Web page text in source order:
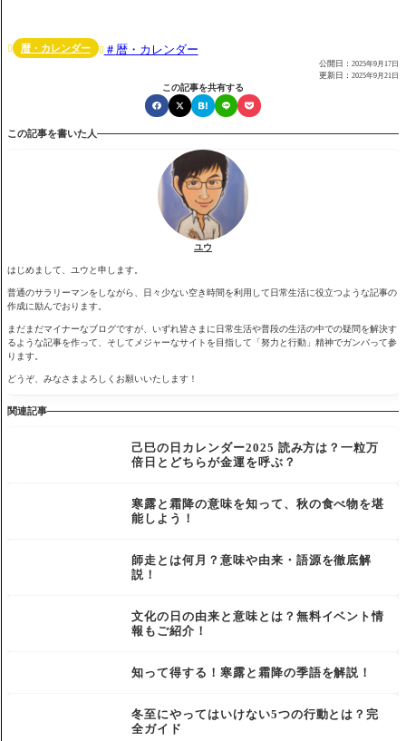
 暦・カレンダー  暦・カレンダー
公開日： 2025年9月17日
更新日： 2025年9月21日
この記事を共有する
この記事を書いた人
ユウ
はじめまして、ユウと申します。
普通のサラリーマンをしながら、日々少ない空き時間を利用して日常生活に役立つような記事の
作成に励んでおります。
まだまだマイナーなブログですが、いずれ皆さまに日常生活や普段の生活の中での疑問を解決す
るような記事を作って、そしてメジャーなサイトを目指して「努力と行動」精神でガンバって参
ります。
どうぞ、みなさまよろしくお願いいたします！
関連記事
己巳の日カレンダー2025 読み方は？一粒万
倍日とどちらが金運を呼ぶ？
寒露と霜降の意味を知って、秋の食べ物を堪
能しよう！
師走とは何月？意味や由来・語源を徹底解
説！
文化の日の由来と意味とは？無料イベント情
報もご紹介！
知って得する！寒露と霜降の季語を解説！
冬至にやってはいけない5つの行動とは？完
全ガイド